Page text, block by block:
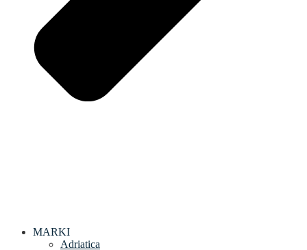
MARKI
Adriatica